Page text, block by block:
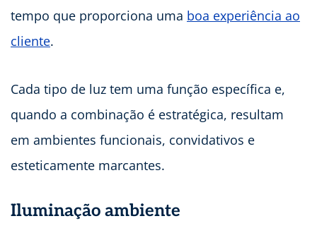
tempo que proporciona uma boa experiência ao
cliente.
Cada tipo de luz tem uma função específica e,
quando a combinação é estratégica, resultam
em ambientes funcionais, convidativos e
esteticamente marcantes.
Iluminação ambiente